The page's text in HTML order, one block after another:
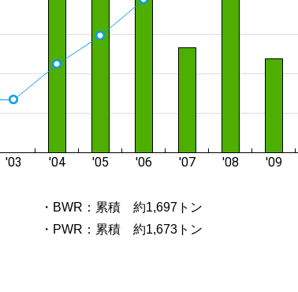
・BWR：累積 約1,697トン
・PWR：累積 約1,673トン